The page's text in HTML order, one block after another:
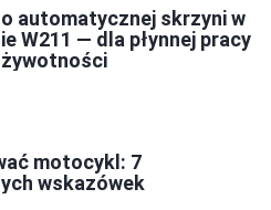
automatycznej skrzyni w
W211 — dla płynnej pracy
żywotności
motocykl: 7
wskazówek